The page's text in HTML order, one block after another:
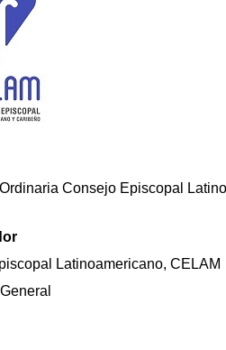
Consejo Episcopal
Latinoamericano, CELAM